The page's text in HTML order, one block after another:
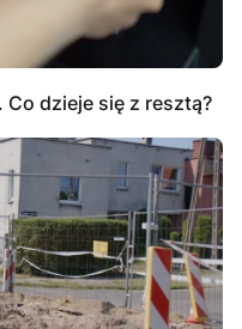
Co dzieje się z resztą?